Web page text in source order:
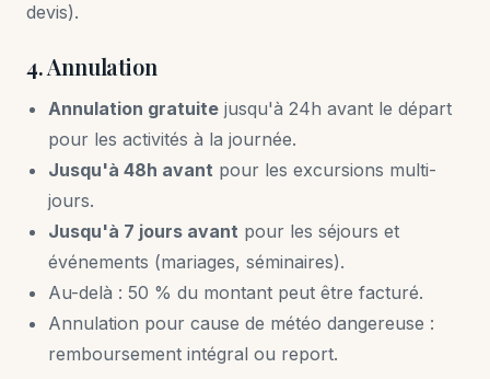
devis).
4. Annulation
Annulation gratuite jusqu'à 24h avant le départ
pour les activités à la journée.
Jusqu'à 48h avant pour les excursions multi-
jours.
Jusqu'à 7 jours avant pour les séjours et
événements (mariages, séminaires).
Au-delà : 50 % du montant peut être facturé.
Annulation pour cause de météo dangereuse :
remboursement intégral ou report.